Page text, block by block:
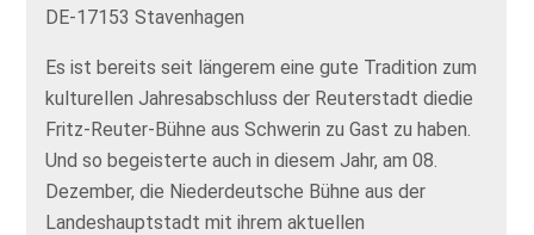
DE-17153 Stavenhagen
Es ist bereits seit längerem eine gute Tradition zum
kulturellen Jahresabschluss der Reuterstadt diedie
Fritz-Reuter-Bühne aus Schwerin zu Gast zu haben.
Und so begeisterte auch in diesem Jahr, am 08.
Dezember, die Niederdeutsche Bühne aus der
Landeshauptstadt mit ihrem aktuellen